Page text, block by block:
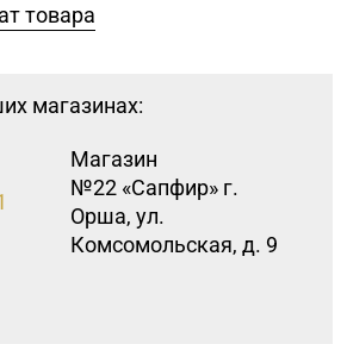
товара
магазинах:
Магазин
№22 «Сапфир» г.
Орша, ул.
Комсомольская, д. 9